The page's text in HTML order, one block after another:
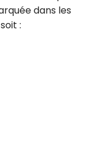
dans les
: